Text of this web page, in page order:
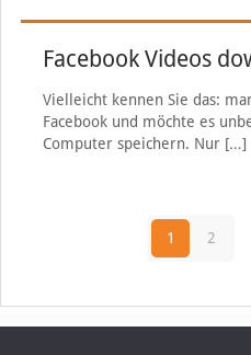
Facebook Videos
Vielleicht kennen Sie das:
Facebook und möchte es
Computer speichern. Nur[…]
1 2